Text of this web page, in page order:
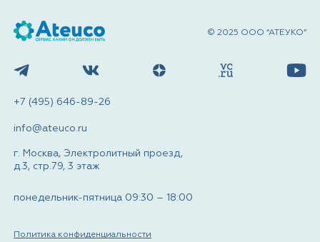
© 2025 ООО “АТЕУКО”
+7 (495) 646-89-26
info@ateuco.ru
г. Москва, Электролитный проезд,
д.3, стр.79, 3 этаж
понедельник-пятница 09:30 – 18:00
Политика конфиденциальности